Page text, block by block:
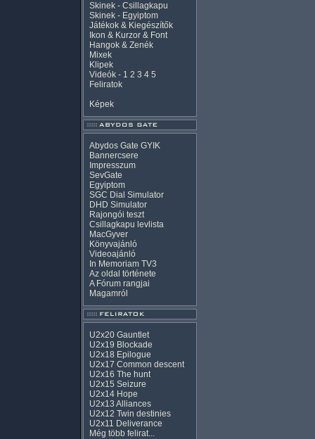
Skinek - Csillagkapu
Skinek - Egyiptom
Játékok & Kiegészítők
Ikon & Kurzor & Font
Hangok & Zenék
Mixek
Klipek
Videók - 1 2 3 4 5
Feliratok
Képek
Abydos Gate GYIK
Bannercsere
Impresszum
SevGate
Egyiptom
SGC Dial Simulator
DHD Simulator
Rajongói teszt
Csillagkapu levlista
MacGyver
Könyvajánló
Videoajánló
In Memoriam TV3
Az oldal története
A Fórum rangjai
Magamról
U2x20 Gauntlet
U2x19 Blockade
U2x18 Epilogue
U2x17 Common descent
U2x16 The hunt
U2x15 Seizure
U2x14 Hope
U2x13 Alliances
U2x12 Twin destinies
U2x11 Deliverance
Még több felirat...